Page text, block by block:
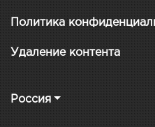
Политика
Удаление контента
Россия